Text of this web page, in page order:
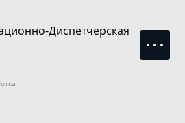
Диспетчерская